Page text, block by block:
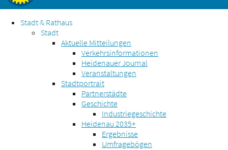
Stadt & Rathaus
Stadt
Aktuelle Mitteilungen
Verkehrsinformationen
Heidenauer Journal
Veranstaltungen
Stadtportrait
Partnerstädte
Geschichte
Industriegeschichte
Heidenau 2035+
Ergebnisse
Umfragebögen